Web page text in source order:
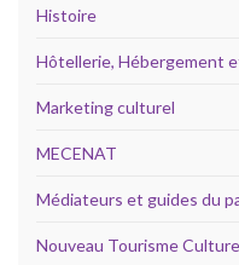
Histoire
Hôtellerie, Hébergement
Marketing culturel
MECENAT
Médiateurs et guides du
Nouveau Tourisme